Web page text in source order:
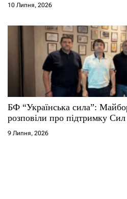
10 Липня, 2026
БФ “Українська сила”:
розповіли про підтримку
9 Липня, 2026